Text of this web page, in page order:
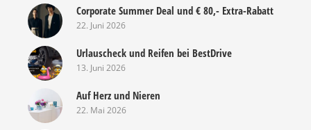
Corporate Summer Deal und € 80,- Extra-Rabatt
22. Juni 2026
Urlauscheck und Reifen bei BestDrive
13. Juni 2026
Auf Herz und Nieren
22. Mai 2026